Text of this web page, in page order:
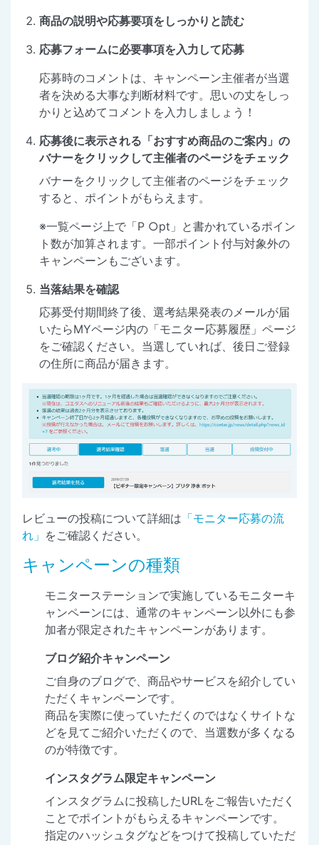
商品の説明や応募要項をしっかりと読む
応募フォームに必要事項を入力して応募
応募時のコメントは、キャンペーン主催者が当選
者を決める大事な判断材料です。思いの丈をしっ
かりと込めてコメントを入力しましょう！
応募後に表示される「おすすめ商品のご案内」の
バナーをクリックして主催者のページをチェック
バナーをクリックして主催者のページをチェック
すると、ポイントがもらえます。
※一覧ページ上で「P ○pt」と書かれているポイン
ト数が加算されます。一部ポイント付与対象外の
キャンペーンもございます。
当落結果を確認
応募受付期間終了後、選考結果発表のメールが届
いたらMYページ内の「モニター応募履歴」ページ
をご確認ください。当選していれば、後日ご登録
の住所に商品が届きます。
レビューの投稿について詳細は 「モニター応募の流
れ」 をご確認ください。
キャンペーンの種類
モニターステーションで実施しているモニターキ
ャンペーンには、通常のキャンペーン以外にも参
加者が限定されたキャンペーンがあります。
ブログ紹介キャンペーン
ご自身のブログで、商品やサービスを紹介してい
ただくキャンペーンです。
商品を実際に使っていただくのではなくサイトな
どを見てご紹介いただくので、当選数が多くなる
のが特徴です。
インスタグラム限定キャンペーン
インスタグラムに投稿したURLをご報告いただく
ことでポイントがもらえるキャンペーンです。
指定のハッシュタグなどをつけて投稿していただ